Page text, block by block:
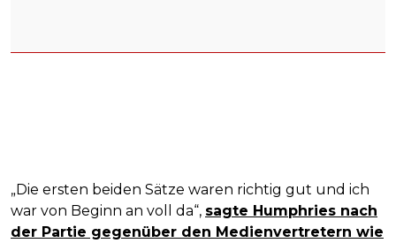
„Die ersten beiden Sätze waren richtig gut und ich
war von Beginn an voll da“, sagte Humphries nach
der Partie gegenüber den Medienvertretern wie